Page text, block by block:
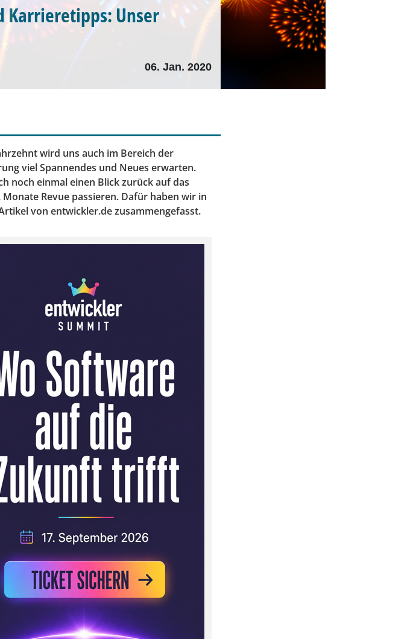
Karrieretipps: Unser
06. Jan. 2020
wird uns auch im Bereich der
viel Spannendes und Neues erwarten.
noch einmal einen Blick zurück auf das
Revue passieren. Dafür haben wir in
von entwickler.de zusammengefasst.